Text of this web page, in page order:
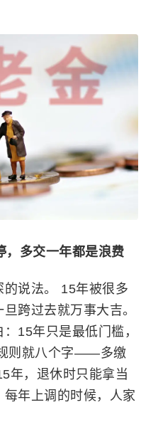
，多交一年都是浪费
说法。 15年被很多
跨过去就万事大吉。
15年只是最低门槛，
则就八个字——多缴
年，退休时只能拿当
年上调的时候，人家